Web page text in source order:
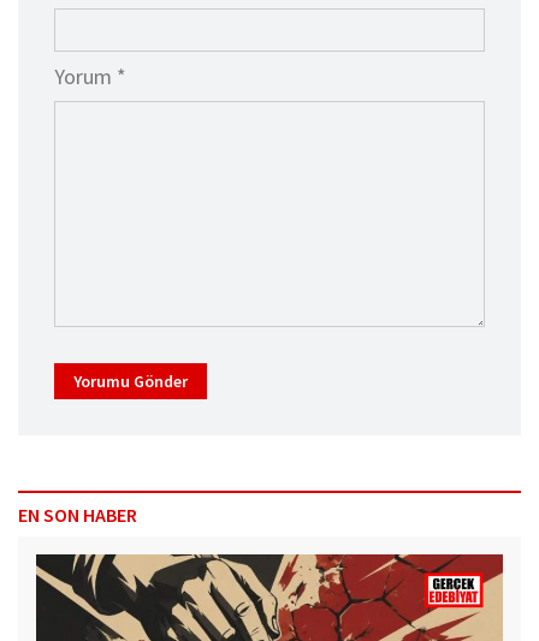
Yorum *
Yorumu Gönder
EN SON HABER